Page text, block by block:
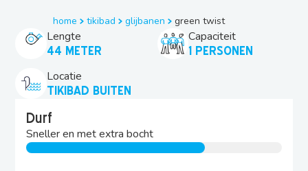
home tikibad glijbanen green twist
Lengte
44 METER
Capaciteit
1 PERSONEN
Locatie
TIKIBAD BUITEN
Durf
Sneller en met extra bocht